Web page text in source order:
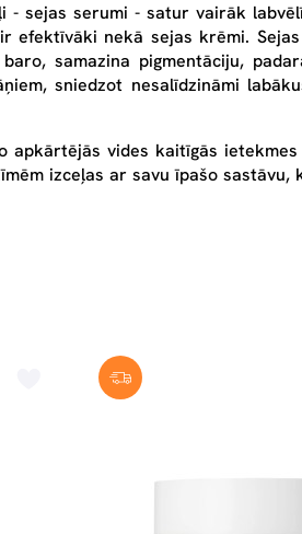
- sejas serumi - satur vairāk
nekā sejas krēmi.
samazina pigmentāciju,
sniedzot nesalīdzināmi
apkārtējās vides kaitīgās
izceļas ar savu īpašo